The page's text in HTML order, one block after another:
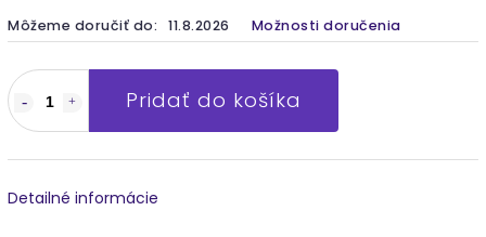
Môžeme doručiť do: 11.8.2026 Možnosti doručenia
Pridať do košíka
Detailné informácie